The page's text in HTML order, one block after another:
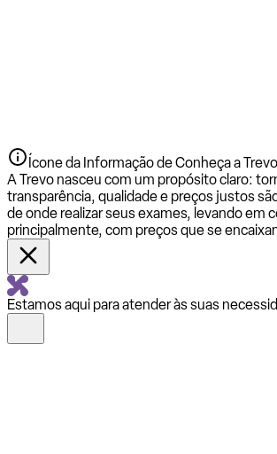
Ícone da Informação de Conheça a
A Trevo nasceu com um propósito claro:
transparência, qualidade e preços justos
de onde realizar seus exames, levando em
principalmente, com preços que se
Estamos aqui para atender às suas